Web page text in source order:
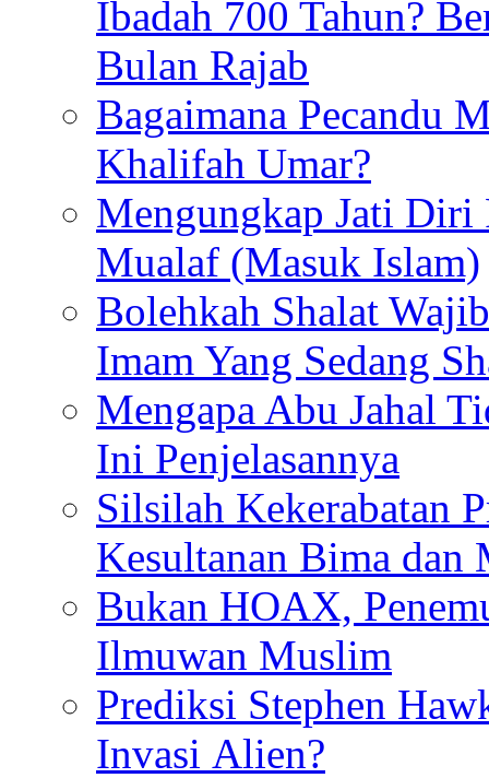
Ibadah 700 Tahun?
Bulan Rajab
Bagaimana Pecandu
Khalifah Umar?
Mengungkap Jati Diri
Mualaf (Masuk Islam)
Bolehkah Shalat
Imam Yang Sedang
Mengapa Abu Jahal
Ini Penjelasannya
Silsilah Kekerabatan
Kesultanan Bima dan
Bukan HOAX,
Ilmuwan Muslim
Prediksi Stephen
Invasi Alien?